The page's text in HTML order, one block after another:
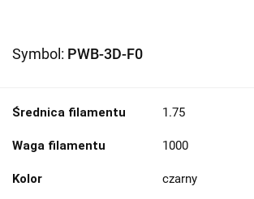
Symbol: PWB-3D-F0
Średnica filamentu 1.75
Waga filamentu 1000
Kolor czarny